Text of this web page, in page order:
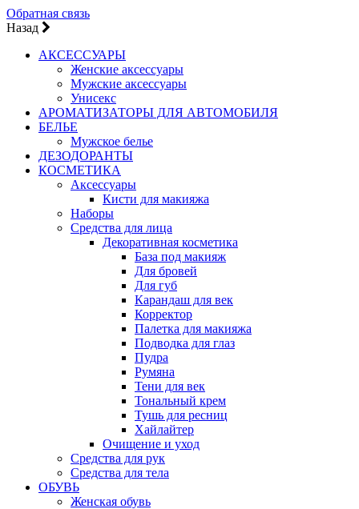
Обратная связь
Назад
АКСЕССУАРЫ
Женские аксессуары
Мужские аксессуары
Унисекс
АРОМАТИЗАТОРЫ ДЛЯ АВТОМОБИЛЯ
БЕЛЬЕ
Мужское белье
ДЕЗОДОРАНТЫ
КОСМЕТИКА
Аксессуары
Кисти для макияжа
Наборы
Средства для лица
Декоративная косметика
База под макияж
Для бровей
Для губ
Карандаш для век
Корректор
Палетка для макияжа
Подводка для глаз
Пудра
Румяна
Тени для век
Тональный крем
Тушь для ресниц
Хайлайтер
Очищение и уход
Средства для рук
Средства для тела
ОБУВЬ
Женская обувь